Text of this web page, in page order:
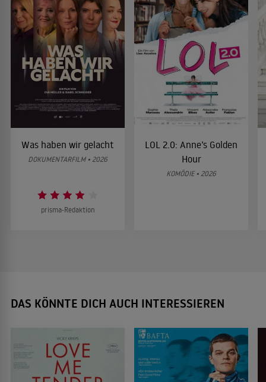
Was haben wir gelacht
DOKUMENTARFILM • 2026
prisma-Redaktion
LOL 2.0: Anne’s Golden
Hour
KOMÖDIE • 2026
DAS KÖNNTE DICH AUCH INTERESSIEREN